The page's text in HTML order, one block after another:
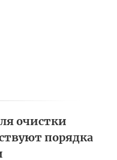
очистки
порядка